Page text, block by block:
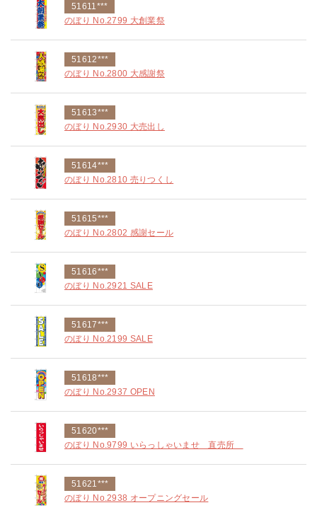
51611***
のぼり No.2799 大創業祭
51612***
のぼり No.2800 大感謝祭
51613***
のぼり No.2930 大売出し
51614***
のぼり No.2810 売りつくし
51615***
のぼり No.2802 感謝セール
51616***
のぼり No.2921 SALE
51617***
のぼり No.2199 SALE
51618***
のぼり No.2937 OPEN
51620***
のぼり No.9799 いらっしゃいませ 直売所
51621***
のぼり No.2938 オープニングセール